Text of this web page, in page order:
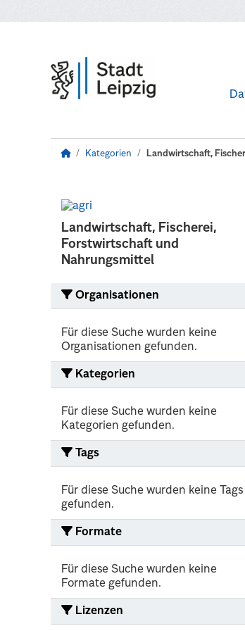
Kategorien Landwirtschaft,
Landwirtschaft, Fischerei,
Forstwirtschaft und
Nahrungsmittel
Organisationen
Für diese Suche wurden keine
Organisationen gefunden.
Kategorien
Für diese Suche wurden keine
Kategorien gefunden.
Tags
Für diese Suche wurden keine Tags
gefunden.
Formate
Für diese Suche wurden keine
Formate gefunden.
Lizenzen